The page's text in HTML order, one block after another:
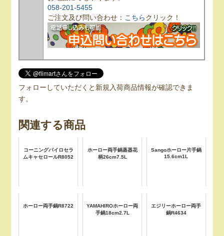
058-201-5455
ご注文及び問い合わせ： こちらクリック！
フォローしていただくと新規入荷商品情報が確認できま
す。
関連する商品
コーニングパイロセラ
ムキャセロールR8052
ホーロー両手鍋蒸器花
柄26cm7.5L
Sangoホーロー片手鍋
15.6cm1L
ホーロー両手鍋R8722
YAMAHIROホーロー両
手鍋18cm2.7L
エジリーホーロー両手
鍋R4634